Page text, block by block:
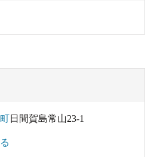
日間賀島常山23-1